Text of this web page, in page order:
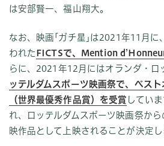
は安部賢一、福山翔大。
なお、映画｢ガチ星｣は2021年11月に
われた FICTSで、Mention
らに、2021年12月にはオランダ・ロ
ッテルダムスポーツ映画祭で、ベス
（世界最優秀作品賞）を受賞 してい
れ、ロッテルダムスポーツ映画祭か
映作品として上映されることが決定し